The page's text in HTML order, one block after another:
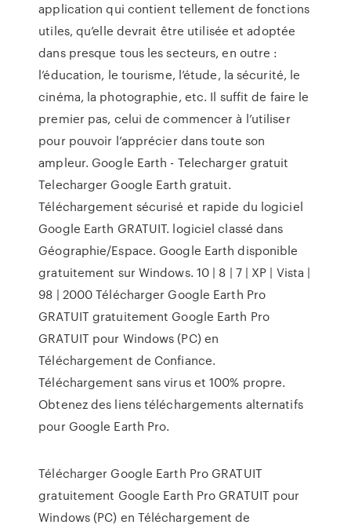
application qui contient tellement de fonctions
utiles, qu’elle devrait être utilisée et adoptée
dans presque tous les secteurs, en outre :
l’éducation, le tourisme, l’étude, la sécurité, le
cinéma, la photographie, etc. Il suffit de faire le
premier pas, celui de commencer à l’utiliser
pour pouvoir l’apprécier dans toute son
ampleur. Google Earth - Telecharger gratuit
Telecharger Google Earth gratuit.
Téléchargement sécurisé et rapide du logiciel
Google Earth GRATUIT. logiciel classé dans
Géographie/Espace. Google Earth disponible
gratuitement sur Windows. 10 | 8 | 7 | XP | Vista |
98 | 2000 Télécharger Google Earth Pro
GRATUIT gratuitement Google Earth Pro
GRATUIT pour Windows (PC) en
Téléchargement de Confiance.
Téléchargement sans virus et 100% propre.
Obtenez des liens téléchargements alternatifs
pour Google Earth Pro.
Télécharger Google Earth Pro GRATUIT
gratuitement Google Earth Pro GRATUIT pour
Windows (PC) en Téléchargement de